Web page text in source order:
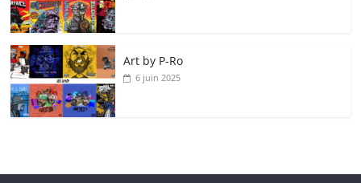
Art by P‑Ro
6 juin 2025